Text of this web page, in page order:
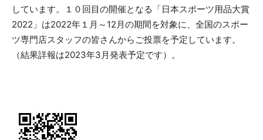
しています。１０回目の開催となる「日本スポーツ用品大賞
2022」は2022年１月～12月の期間を対象に、全国のスポー
ツ専門店スタッフの皆さんからご投票を予定しています。
（結果詳報は2023年3月発表予定です）。